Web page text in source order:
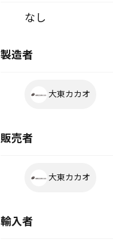
なし
製造者
大東カカオ
販売者
大東カカオ
輸入者